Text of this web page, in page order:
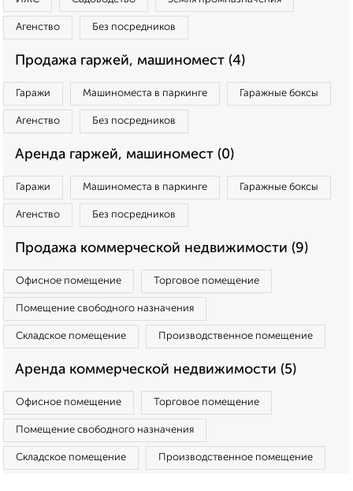
Агенство Без посредников
Продажа гаржей, машиномест (4)
Гаражи Машиноместа в паркинге Гаражные боксы
Агенство Без посредников
Аренда гаржей, машиномест (0)
Гаражи Машиноместа в паркинге Гаражные боксы
Агенство Без посредников
Продажа коммерческой недвижимости (9)
Офисное помещение Торговое помещение
Помещение свободного назначения
Складское помещение Производственное помещение
Аренда коммерческой недвижимости (5)
Офисное помещение Торговое помещение
Помещение свободного назначения
Складское помещение Производственное помещение